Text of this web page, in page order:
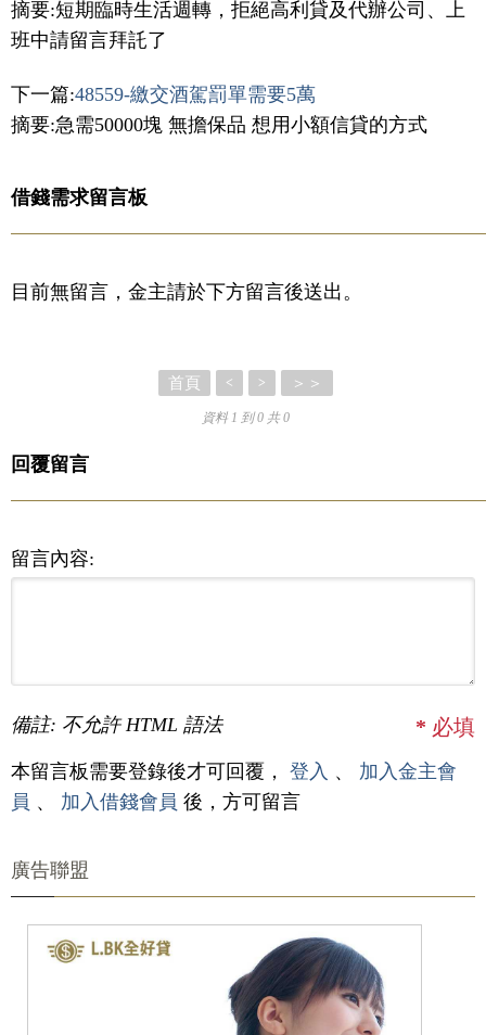
摘要:短期臨時生活週轉，拒絕高利貸及代辦公司、上
班中請留言拜託了
下一篇:48559-繳交酒駕罰單需要5萬
摘要:急需50000塊 無擔保品 想用小額信貸的方式
借錢需求留言板
目前無留言，金主請於下方留言後送出。
首頁 < > ＞＞
資料 1 到 0 共 0
回覆留言
留言內容:
備註: 不允許 HTML 語法 * 必填
本留言板需要登錄後才可回覆， 登入 、 加入金主會
員 、 加入借錢會員 後，方可留言
廣告聯盟